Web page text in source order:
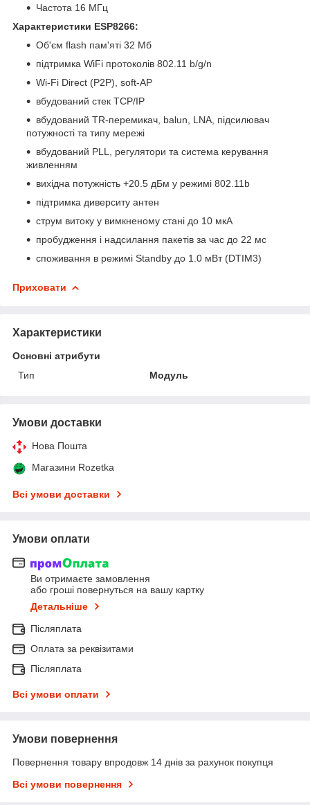
Частота 16 МГц
Характеристики ESP8266:
Об'єм flash пам'яті 32 Мб
підтримка WiFi протоколів 802.11 b/g/n
Wi-Fi Direct (P2P), soft-AP
вбудований стек TCP/IP
вбудований TR-перемикач, balun, LNA, підсилювач
потужності та типу мережі
вбудований PLL, регулятори та система керування
живленням
вихідна потужність +20.5 дБм у режимі 802.11b
підтримка диверситу антен
струм витоку у вимкненому стані до 10 мкА
пробудження і надсилання пакетів за час до 22 мс
споживання в режимі Standby до 1.0 мВт (DTIM3)
Приховати
Характеристики
Основні атрибути
Тип
Модуль
Умови доставки
Нова Пошта
Магазини Rozetka
Всі умови доставки
Умови оплати
Ви отримаєте замовлення
або гроші повернуться на вашу картку
Детальніше
Післяплата
Оплата за реквізитами
Післяплата
Всі умови оплати
Умови повернення
Повернення товару впродовж 14 днів за рахунок покупця
Всі умови повернення